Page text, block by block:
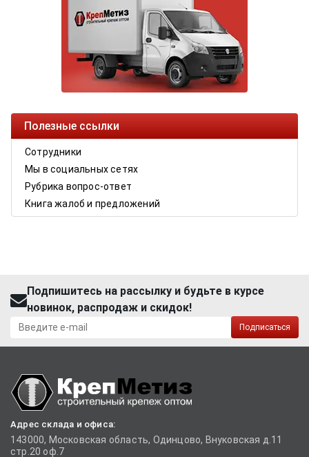
Полезные ссылки
Сотрудники
Мы в социальных сетях
Рубрика вопрос-ответ
Книга жалоб и предложений
Подпишитесь на рассылку и будьте в курсе
новинок, распродаж и скидок!
Подписаться
Адрес склада и офиса:
143000, Московская область, Одинцово, Внуковская д.11
стр.20 оф.7